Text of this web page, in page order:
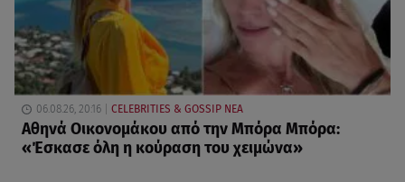
06.08.26, 20:16 CELEBRITIES & GOSSIP ΝΕΑ
Αθηνά Οικονομάκου από την Μπόρα Μπόρα:
«Έσκασε όλη η κούραση του χειμώνα»